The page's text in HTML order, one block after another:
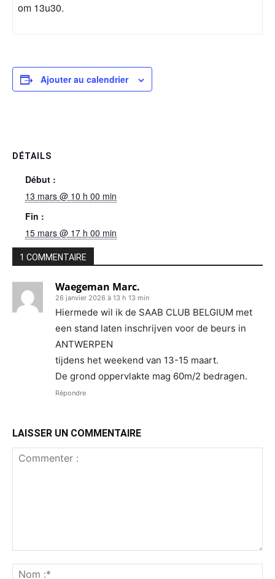
om 13u30.
Ajouter au calendrier
DÉTAILS
Début :
13 mars @ 10 h 00 min
Fin :
15 mars @ 17 h 00 min
1 COMMENTAIRE
Waegeman Marc.
26 janvier 2026 à 13 h 13 min
Hiermede wil ik de SAAB CLUB BELGIUM met
een stand laten inschrijven voor de beurs in
ANTWERPEN
tijdens het weekend van 13-15 maart.
De grond oppervlakte mag 60m/2 bedragen.
Répondre
LAISSER UN COMMENTAIRE